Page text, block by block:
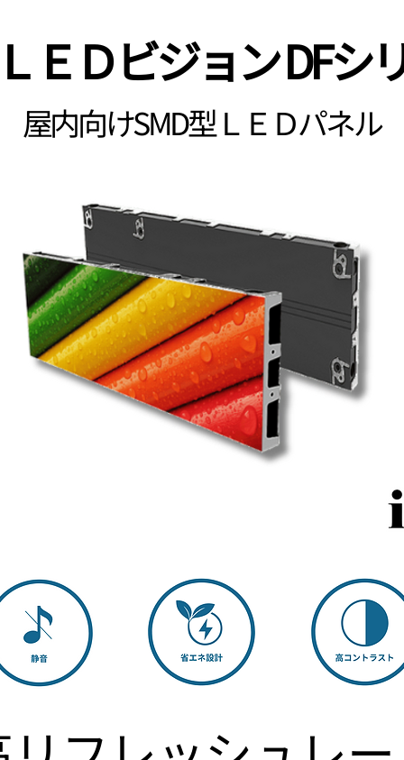
ＥＤビジョン DFシ
​屋内向けSMD型ＬＥＤパネル